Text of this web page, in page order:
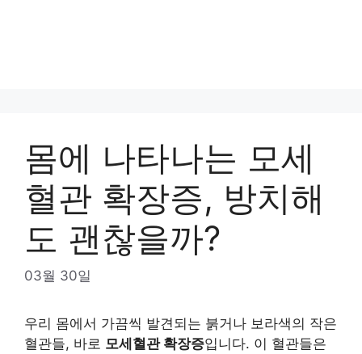
몸에 나타나는 모세
혈관 확장증, 방치해
도 괜찮을까?
03월 30일
우리 몸에서 가끔씩 발견되는 붉거나 보라색의 작은
혈관들, 바로 모세혈관 확장증입니다. 이 혈관들은